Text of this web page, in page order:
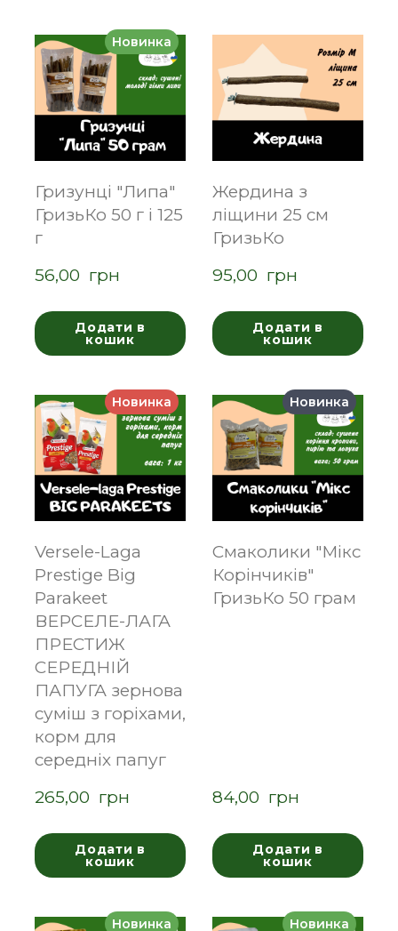
Новинка
Гризунці "Липа"
ГризьКо 50 г і 125
г
56,00  грн
Додати в
кошик
Жердина з
ліщини 25 см
ГризьКо
95,00  грн
Додати в
кошик
Новинка
Versele-Laga
Prestige Big
Parakeet
ВЕРСЕЛЕ-ЛАГА
ПРЕСТИЖ
СЕРЕДНІЙ
ПАПУГА зернова
суміш з горіхами,
корм для
середніх папуг
265,00  грн
Додати в
кошик
Новинка
Смаколики "Мікс
Корінчиків"
ГризьКо 50 грам
84,00  грн
Додати в
кошик
Новинка Новинка